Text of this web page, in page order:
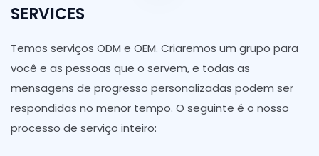
SERVICES
Temos serviços ODM e OEM. Criaremos um grupo para
você e as pessoas que o servem, e todas as
mensagens de progresso personalizadas podem ser
respondidas no menor tempo. O seguinte é o nosso
processo de serviço inteiro: